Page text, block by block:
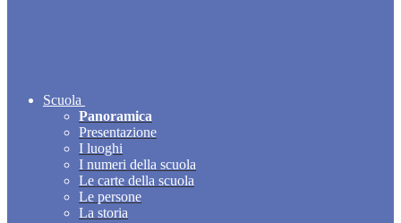
Scuola
Panoramica
Presentazione
I luoghi
I numeri della scuola
Le carte della scuola
Le persone
La storia